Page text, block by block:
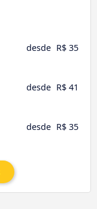
desde R$ 35
desde R$ 41
desde R$ 35